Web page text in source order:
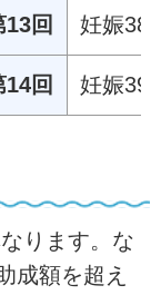
13回 妊娠38
14回 妊娠39
ります。な
成額を超え